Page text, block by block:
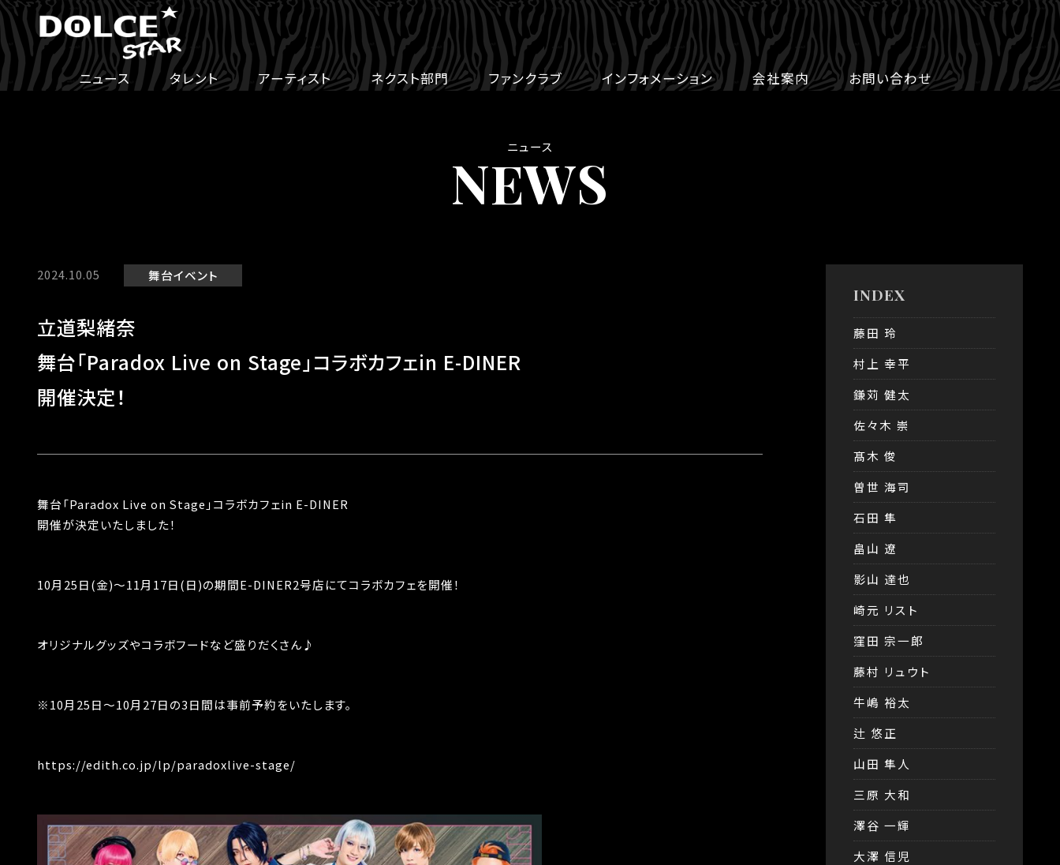
ニュース タレント アーティスト ネクスト部門 ファンクラブ インフォメーション 会社案内 お問い合わせ
ニュース
NEWS
2024.10.05 舞台イベント
立道梨緒奈
舞台「Paradox Live on Stage」コラボカフェin E-DINER
開催決定！
舞台「Paradox Live on Stage」コラボカフェin E-DINER
開催が決定いたしました！
10月25日(金)～11月17日(日)の期間E-DINER2号店にてコラボカフェを開催！
オリジナルグッズやコラボフードなど盛りだくさん♪
※10月25日～10月27日の3日間は事前予約をいたします。
https://edith.co.jp/lp/paradoxlive-stage/
INDEX
藤田 玲
村上 幸平
鎌苅 健太
佐々木 崇
髙木 俊
曽世 海司
石田 隼
畠山 遼
影山 達也
崎元 リスト
窪田 宗一郎
藤村 リュウト
牛嶋 裕太
辻 悠正
山田 隼人
三原 大和
澤谷 一輝
大澤 信児